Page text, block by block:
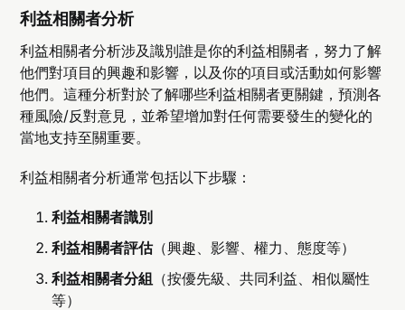
利益相關者分析
利益相關者分析涉及識別誰是你的利益相關者，努力了解
他們對項目的興趣和影響，以及你的項目或活動如何影響
他們。這種分析對於了解哪些利益相關者更關鍵，預測各
種風險/反對意見，並希望增加對任何需要發生的變化的
當地支持至關重要。
利益相關者分析通常包括以下步驟：
利益相關者識別
利益相關者評估（興趣、影響、權力、態度等）
利益相關者分組 （按優先級、共同利益、相似屬性
等）